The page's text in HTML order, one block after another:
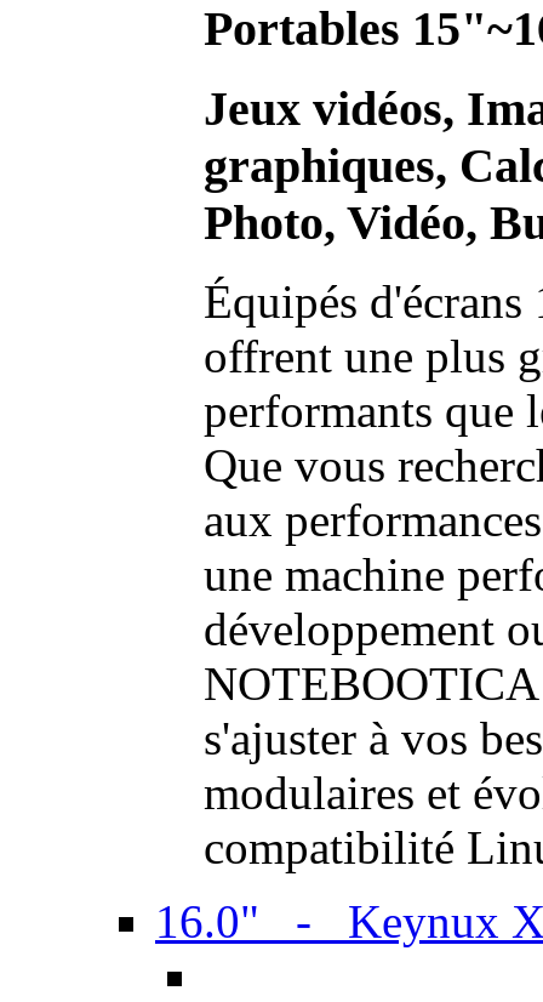
Portables
Jeux vidéos,
graphiques,
Photo, Vidéo,
Équipés
offrent une plus
performants que
Que vous
aux
une machine
développement
NOTEBOOTICA
s'ajuster à vos
modulaires et
compatibilité
16.0" - Keynux